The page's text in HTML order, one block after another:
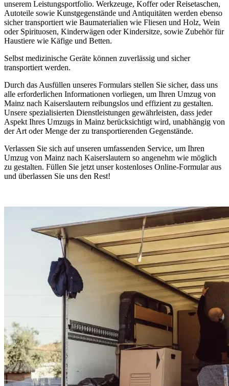
unserem Leistungsportfolio. Werkzeuge, Koffer oder Reisetaschen,
Autoteile sowie Kunstgegenstände und Antiquitäten werden ebenso
sicher transportiert wie Baumaterialien wie Fliesen und Holz, Wein
oder Spirituosen, Kinderwägen oder Kindersitze, sowie Zubehör für
Haustiere wie Käfige und Betten.
Selbst medizinische Geräte können zuverlässig und sicher
transportiert werden.
Durch das Ausfüllen unseres Formulars stellen Sie sicher, dass uns
alle erforderlichen Informationen vorliegen, um Ihren Umzug von
Mainz nach Kaiserslautern reibungslos und effizient zu gestalten.
Unsere spezialisierten Dienstleistungen gewährleisten, dass jeder
Aspekt Ihres Umzugs in Mainz berücksichtigt wird, unabhängig von
der Art oder Menge der zu transportierenden Gegenstände.
Verlassen Sie sich auf unseren umfassenden Service, um Ihren
Umzug von Mainz nach Kaiserslautern so angenehm wie möglich
zu gestalten. Füllen Sie jetzt unser kostenloses Online-Formular aus
und überlassen Sie uns den Rest!